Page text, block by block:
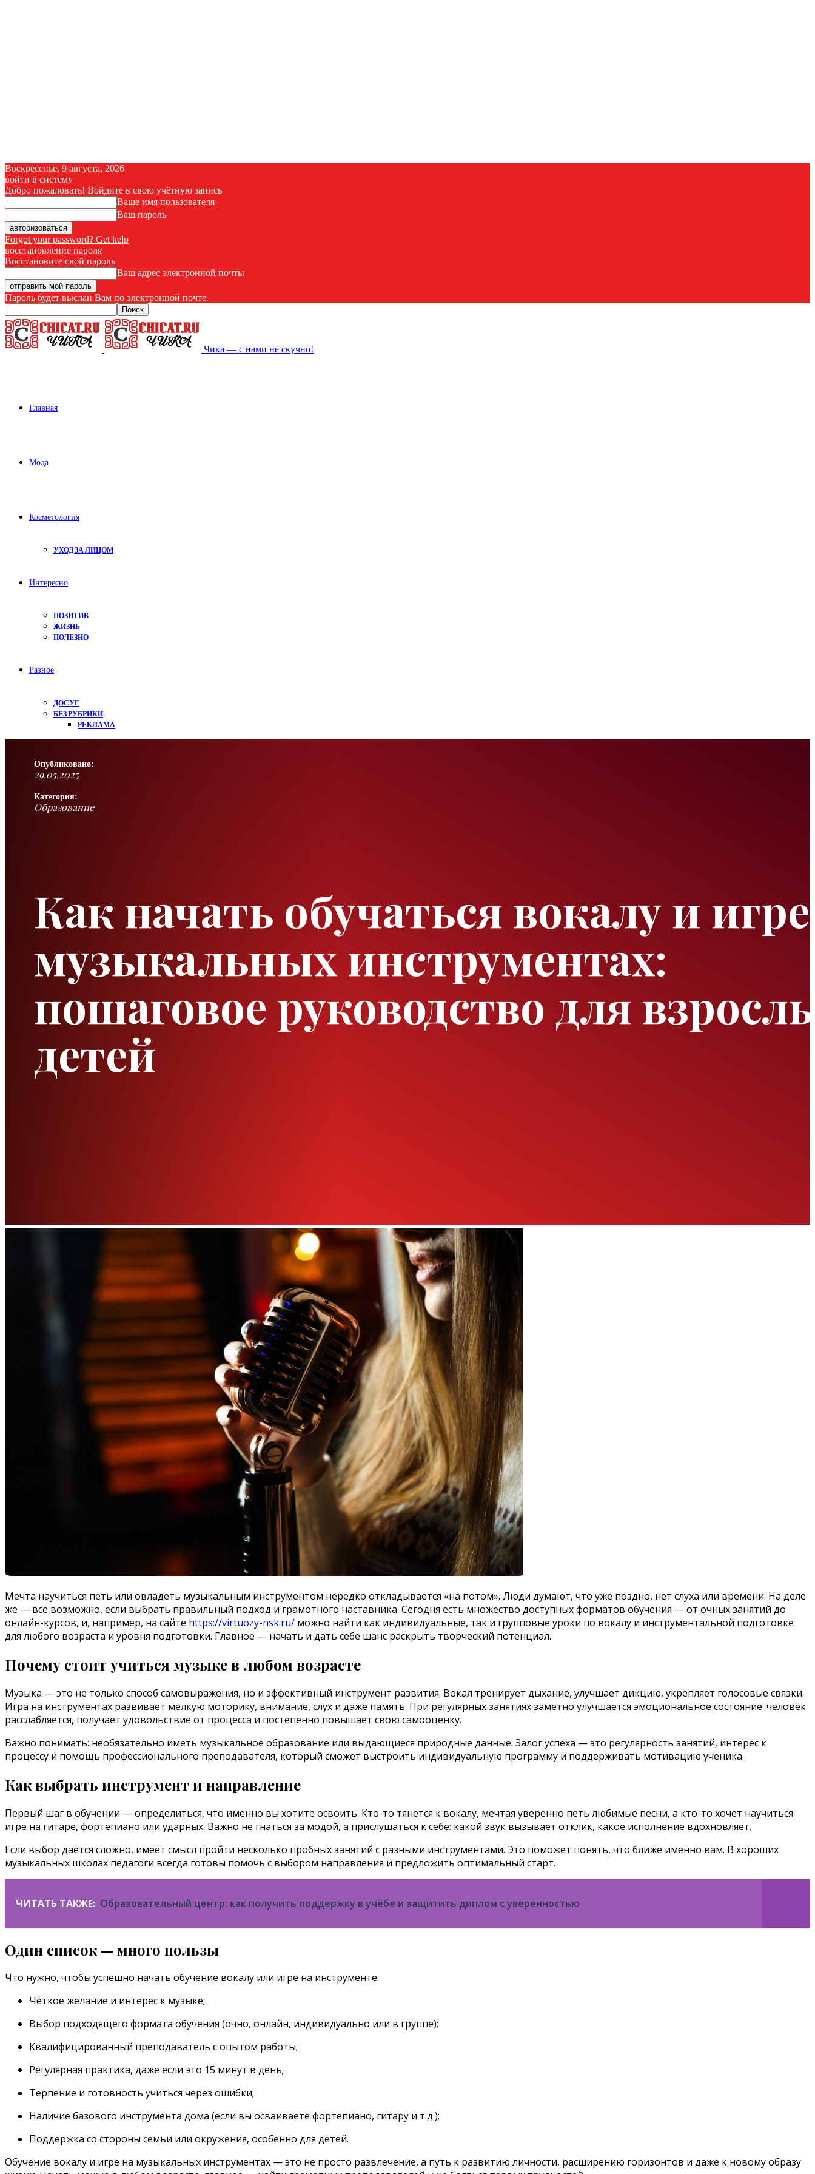
Воскресенье, 9 августа, 2026
войти в систему
Добро пожаловать! Войдите в свою учётную запись
Ваше имя пользователя
Ваш пароль
Forgot your password? Get help
восстановление пароля
Восстановите свой пароль
Ваш адрес электронной почты
Пароль будет выслан Вам по электронной почте.
Чика — с нами не скучно!
Главная
Мода
Косметология
УХОД ЗА ЛИЦОМ
Интересно
ПОЗИТИВ
ЖИЗНЬ
ПОЛЕЗНО
Разное
ДОСУГ
БЕЗ РУБРИКИ
РЕКЛАМА
Как начать обучаться вокалу и
музыкальных инструментах:
пошаговое руководство для
детей
Опубликовано:
29.05.2025
Категория:
Образование
Мечта научиться петь или овладеть музыкальным инструментом нередко откладывается «на потом». Люди думают, что уже поздно, нет слуха или времени. На деле
же — всё возможно, если выбрать правильный подход и грамотного наставника. Сегодня есть множество доступных форматов обучения — от очных занятий до
онлайн-курсов, и, например, на сайте https://virtuozy-nsk.ru/ можно найти как индивидуальные, так и групповые уроки по вокалу и инструментальной подготовке
для любого возраста и уровня подготовки. Главное — начать и дать себе шанс раскрыть творческий потенциал.
Почему стоит учиться музыке в любом возрасте
Музыка — это не только способ самовыражения, но и эффективный инструмент развития. Вокал тренирует дыхание, улучшает дикцию, укрепляет голосовые связки.
Игра на инструментах развивает мелкую моторику, внимание, слух и даже память. При регулярных занятиях заметно улучшается эмоциональное состояние: человек
расслабляется, получает удовольствие от процесса и постепенно повышает свою самооценку.
Важно понимать: необязательно иметь музыкальное образование или выдающиеся природные данные. Залог успеха — это регулярность занятий, интерес к
процессу и помощь профессионального преподавателя, который сможет выстроить индивидуальную программу и поддерживать мотивацию ученика.
Как выбрать инструмент и направление
Первый шаг в обучении — определиться, что именно вы хотите освоить. Кто-то тянется к вокалу, мечтая уверенно петь любимые песни, а кто-то хочет научиться
игре на гитаре, фортепиано или ударных. Важно не гнаться за модой, а прислушаться к себе: какой звук вызывает отклик, какое исполнение вдохновляет.
Если выбор даётся сложно, имеет смысл пройти несколько пробных занятий с разными инструментами. Это поможет понять, что ближе именно вам. В хороших
музыкальных школах педагоги всегда готовы помочь с выбором направления и предложить оптимальный старт.
ЧИТАТЬ ТАКЖЕ: Образовательный центр: как получить поддержку в учёбе и защитить диплом с уверенностью
Один список — много пользы
Что нужно, чтобы успешно начать обучение вокалу или игре на инструменте:
Чёткое желание и интерес к музыке;
Выбор подходящего формата обучения (очно, онлайн, индивидуально или в группе);
Квалифицированный преподаватель с опытом работы;
Регулярная практика, даже если это 15 минут в день;
Терпение и готовность учиться через ошибки;
Наличие базового инструмента дома (если вы осваиваете фортепиано, гитару и т.д.);
Поддержка со стороны семьи или окружения, особенно для детей.
Обучение вокалу и игре на музыкальных инструментах — это не просто развлечение, а путь к развитию личности, расширению горизонтов и даже к новому образу